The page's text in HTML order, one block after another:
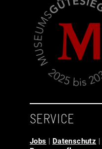
SERVICE
Jobs | Datenschutz |